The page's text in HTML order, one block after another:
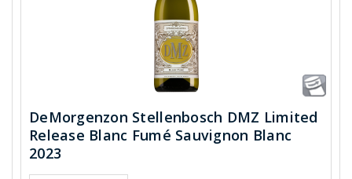
DeMorgenzon Stellenbosch DMZ Limited
Release Blanc Fumé Sauvignon Blanc
2023